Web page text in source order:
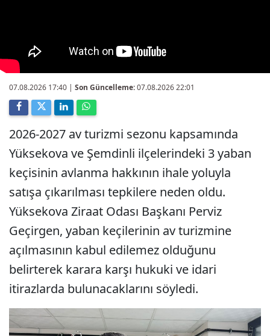
07.08.2026 17:40 | Son Güncelleme:07.08.2026 22:01
2026-2027 av turizmi sezonu kapsamında
Yüksekova ve Şemdinli ilçelerindeki 3 yaban
keçisinin avlanma hakkının ihale yoluyla
satışa çıkarılması tepkilere neden oldu.
Yüksekova Ziraat Odası Başkanı Perviz
Geçirgen, yaban keçilerinin av turizmine
açılmasının kabul edilemez olduğunu
belirterek karara karşı hukuki ve idari
itirazlarda bulunacaklarını söyledi.